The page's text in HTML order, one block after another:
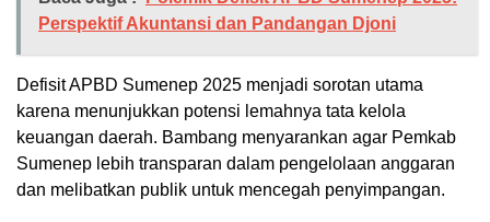
Perspektif Akuntansi dan Pandangan Djoni
Defisit APBD Sumenep 2025 menjadi sorotan utama
karena menunjukkan potensi lemahnya tata kelola
keuangan daerah. Bambang menyarankan agar Pemkab
Sumenep lebih transparan dalam pengelolaan anggaran
dan melibatkan publik untuk mencegah penyimpangan.